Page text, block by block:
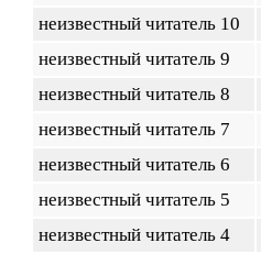
неизвестный читатель 10
неизвестный читатель 9
неизвестный читатель 8
неизвестный читатель 7
неизвестный читатель 6
неизвестный читатель 5
неизвестный читатель 4